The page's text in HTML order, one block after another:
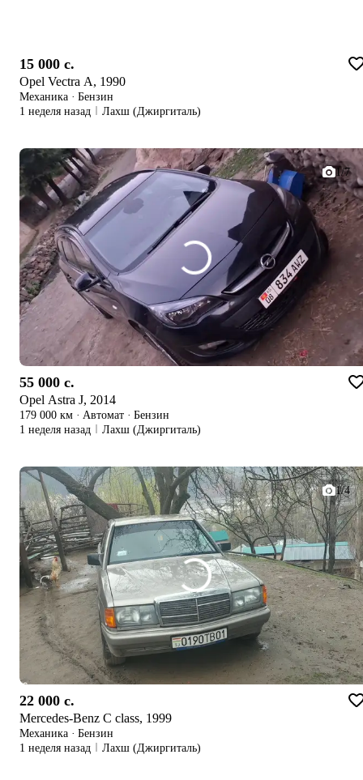
15 000 c.
Opel Vectra A, 1990
Механика · Бензин
1 неделя назад
Лахш (Джиргиталь)
1/7
55 000 c.
Opel Astra J, 2014
179 000 км · Автомат · Бензин
1 неделя назад
Лахш (Джиргиталь)
1/4
22 000 c.
Mercedes-Benz C class, 1999
Механика · Бензин
1 неделя назад
Лахш (Джиргиталь)